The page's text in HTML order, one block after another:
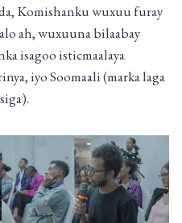
Komishanku wuxuu furay
ah, wuxuuna bilaabay
isagoo isticmaalaya
iyo Soomaali (marka laga